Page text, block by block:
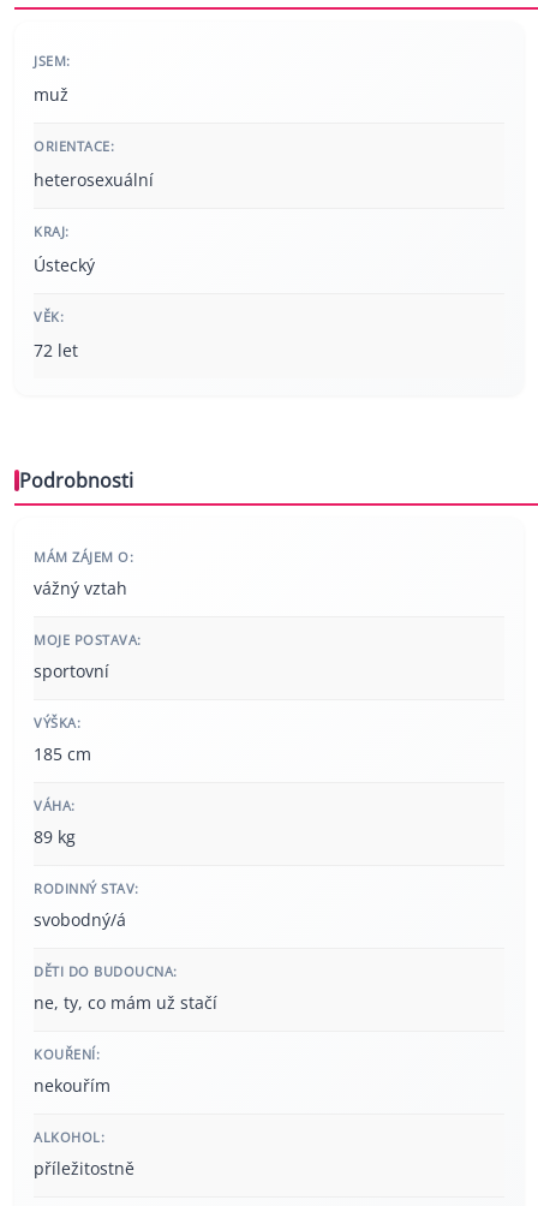
JSEM:
muž
ORIENTACE:
heterosexuální
KRAJ:
Ústecký
VĚK:
72 let
Podrobnosti
MÁM ZÁJEM O:
vážný vztah
MOJE POSTAVA:
sportovní
VÝŠKA:
185 cm
VÁHA:
89 kg
RODINNÝ STAV:
svobodný/á
DĚTI DO BUDOUCNA:
ne, ty, co mám už stačí
KOUŘENÍ:
nekouřím
ALKOHOL:
příležitostně